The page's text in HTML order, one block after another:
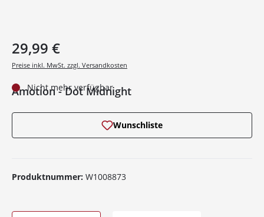
Amotion - Dot Midnight
29,99 €
Preise inkl. MwSt. zzgl. Versandkosten
Nicht mehr verfügbar
Wunschliste
Produktnummer: W1008873